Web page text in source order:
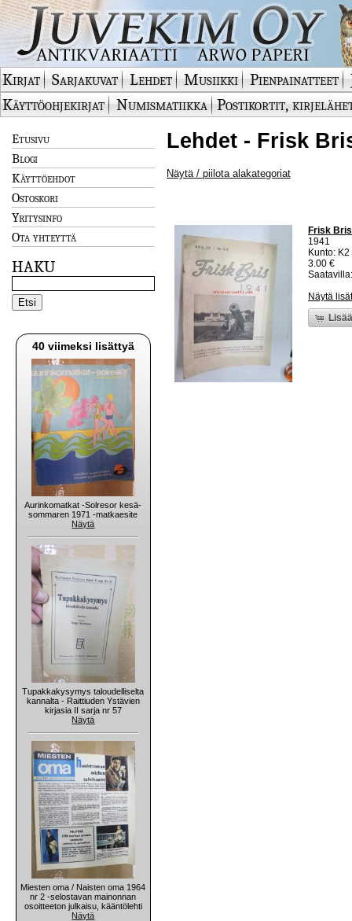
Kirjat Sarjakuvat Lehdet Musiikki Pienpainatteet
Käyttöohjekirjat
Numismatiikka Postikortit,
Etusivu
Blogi
Käyttöehdot
Ostoskori
Yritysinfo
Ota yhteyttä
HAKU
40 viimeksi lisättyä
Aurinkomatkat -Solresor kesä-
sommaren 1971 -matkaesite
Näytä
Tupakkakysymys taloudelliselta
kannalta - Raittiuden Ystävien
kirjasia II sarja nr 57
Näytä
Miesten oma / Naisten oma 1964
nr 2 -selostavan mainonnan
osoitteeton julkaisu, kääntölehti
Näytä
Lehdet - Frisk
Näytä / piilota alakategoriat
Frisk
1941
Kunto:
3.00 €
Näytä